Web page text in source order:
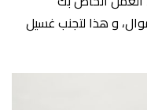
و هذا لتجنب غسيل